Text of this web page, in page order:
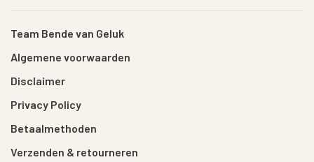
Team Bende van Geluk
Algemene voorwaarden
Disclaimer
Privacy Policy
Betaalmethoden
Verzenden & retourneren